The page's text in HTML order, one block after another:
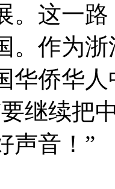
。这一
。作为
华侨华
继续把
声音！”